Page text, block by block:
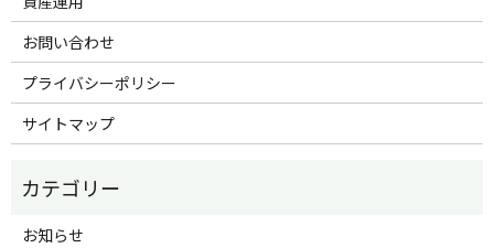
お問い合わせ
プライバシーポリシー
サイトマップ
お知らせ